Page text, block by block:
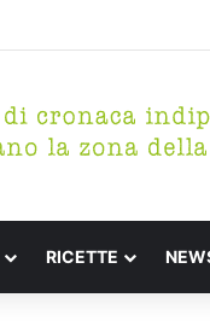
RICETTE